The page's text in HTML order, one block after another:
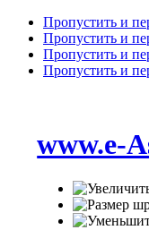
Пропустить и
Пропустить и
Пропустить и
Пропустить и
www.e-